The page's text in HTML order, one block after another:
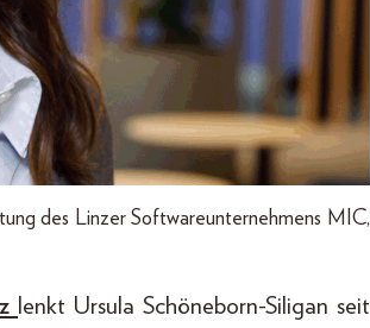
des Linzer Softwareunternehmens MIC,
lenkt Ursula Schöneborn-Siligan seit